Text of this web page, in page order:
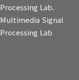
Processing Lab.
Multimedia Signal
Processing Lab